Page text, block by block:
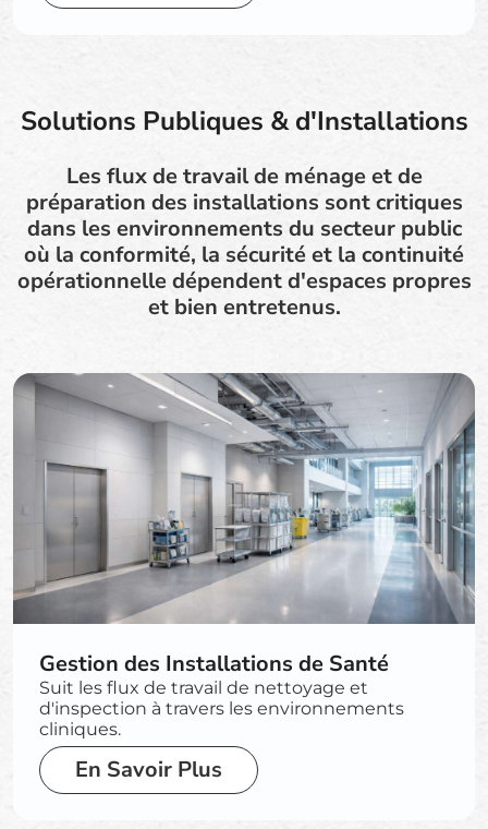
Solutions Publiques & d'Installations
Les flux de travail de ménage et de
préparation des installations sont critiques
dans les environnements du secteur public
où la conformité, la sécurité et la continuité
opérationnelle dépendent d'espaces propres
et bien entretenus.
Gestion des Installations de Santé
Suit les flux de travail de nettoyage et
d'inspection à travers les environnements
cliniques.
En Savoir Plus